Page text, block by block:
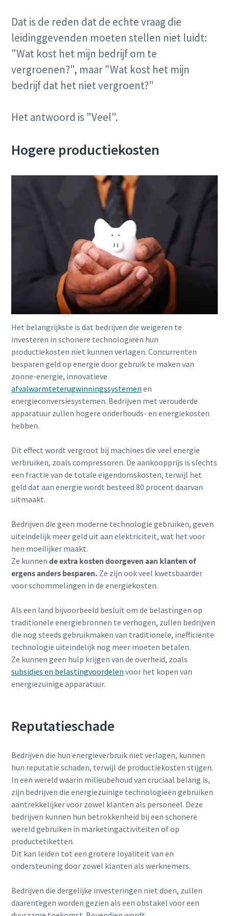
10 stappen voor een groene en efficiëntere
productie
CO2-reductie voor groene productie - alles wat u moet
weten
Alles wat u moet weten over uw pneumatische
transportproces
Ontdek hoe u een efficiënter pneumatisch
transportproces kunt creëren.
Ontdek het zelf
Dat is de reden dat de echte vraag die
leidinggevenden moeten stellen niet luidt:
"Wat kost het mijn bedrijf om te
vergroenen?", maar "Wat kost het mijn
bedrijf dat het niet vergroent?"
Het antwoord is "Veel".
Hogere productiekosten
Het belangrijkste is dat bedrijven die weigeren te
investeren in schonere technologieën hun
productiekosten niet kunnen verlagen. Concurrenten
besparen geld op energie door gebruik te maken van
zonne-energie, innovatieve
afvalwarmteterugwinningssystemen en
energieconversiesystemen. Bedrijven met verouderde
apparatuur zullen hogere onderhouds- en energiekosten
hebben.
Dit effect wordt vergroot bij machines die veel energie
verbruiken, zoals compressoren. De aankoopprijs is slechts
een fractie van de totale eigendomskosten, terwijl het
geld dat aan energie wordt besteed 80 procent daarvan
uitmaakt.
Bedrijven die geen moderne technologie gebruiken, geven
uiteindelijk meer geld uit aan elektriciteit, wat het voor
hen moeilijker maakt.
Ze kunnen de extra kosten doorgeven aan klanten of
ergens anders besparen. Ze zijn ook veel kwetsbaarder
voor schommelingen in de energiekosten.
Als een land bijvoorbeeld besluit om de belastingen op
traditionele energiebronnen te verhogen, zullen bedrijven
die nog steeds gebruikmaken van traditionele, inefficiënte
technologie uiteindelijk nog meer moeten betalen.
Ze kunnen geen hulp krijgen van de overheid, zoals
subsidies en belastingvoordelen voor het kopen van
energiezuinige apparatuur.
Reputatieschade
Bedrijven die hun energieverbruik niet verlagen, kunnen
hun reputatie schaden, terwijl de productiekosten stijgen.
In een wereld waarin milieubehoud van cruciaal belang is,
zijn bedrijven die energiezuinige technologieën gebruiken
aantrekkelijker voor zowel klanten als personeel. Deze
bedrijven kunnen hun betrokkenheid bij een schonere
wereld gebruiken in marketingactiviteiten of op
productetiketten.
Dit kan leiden tot een grotere loyaliteit van en
ondersteuning door zowel klanten als werknemers.
Bedrijven die dergelijke investeringen niet doen, zullen
daarentegen worden gezien als een obstakel voor een